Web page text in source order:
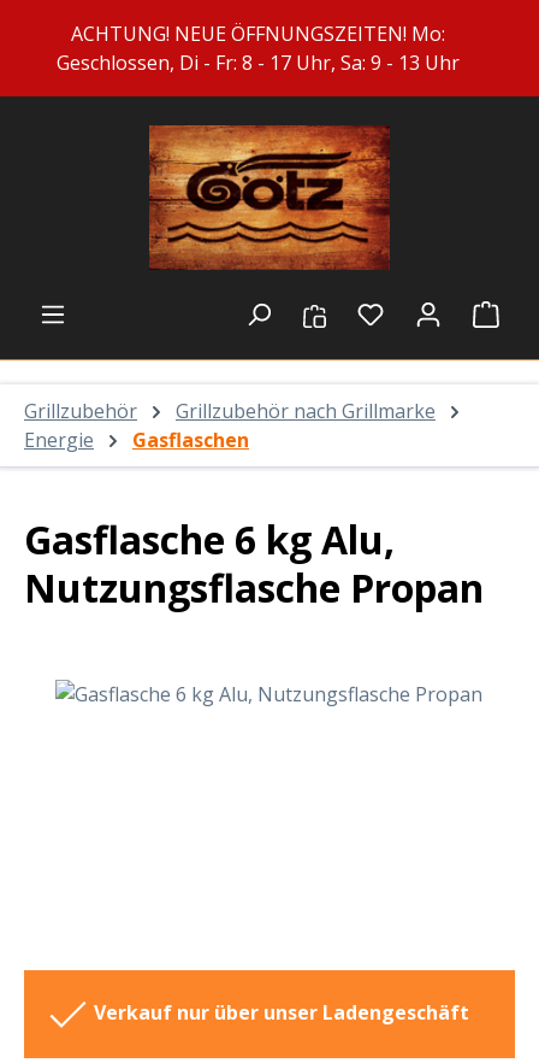
Zum Hauptinhalt springen
ACHTUNG! NEUE ÖFFNUNGSZEITEN! Mo:
Geschlossen, Di - Fr: 8 - 17 Uhr, Sa: 9 - 13 Uhr
Du hast 0
Grillzubehör
Grillzubehör nach Grillmarke
Energie
Gasflaschen
Gasflasche 6 kg Alu,
Nutzungsflasche Propan
Bildergalerie überspringen
Verkauf nur über unser Ladengeschäft